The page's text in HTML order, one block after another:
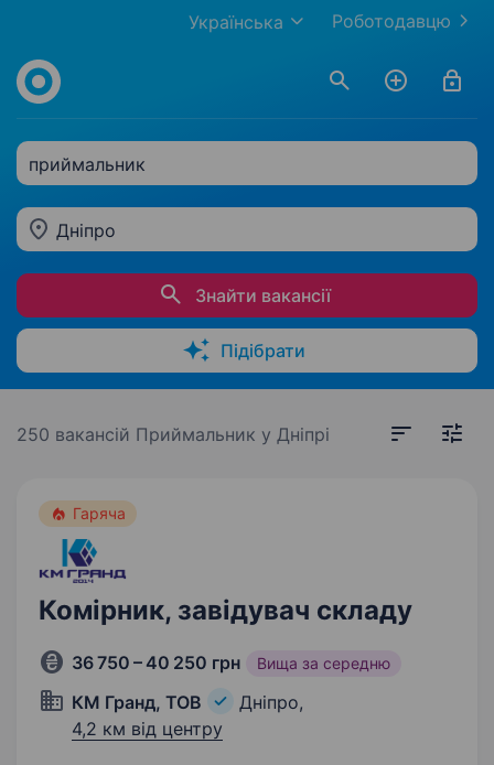
Роботодавцю
Українська
приймальник
Дніпро
Знайти вакансії
Підібрати
250 вакансій Приймальник у Дніпрі
Гаряча
Комірник, завідувач складу
36 750 – 40 250 грн Вища за середню
КМ Гранд, ТОВ
Дніпро,
4,2 км від центру